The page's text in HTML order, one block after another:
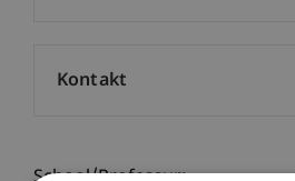
Kontakt